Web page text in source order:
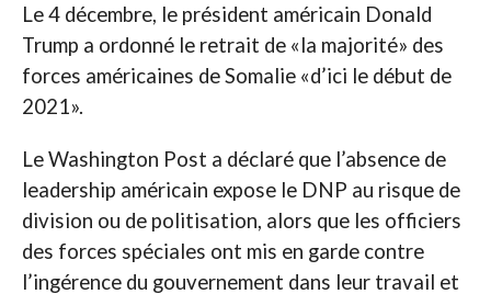
Le 4 décembre, le président américain Donald
Trump a ordonné le retrait de «la majorité» des
forces américaines de Somalie «d’ici le début de
2021».
Le Washington Post a déclaré que l’absence de
leadership américain expose le DNP au risque de
division ou de politisation, alors que les officiers
des forces spéciales ont mis en garde contre
l’ingérence du gouvernement dans leur travail et